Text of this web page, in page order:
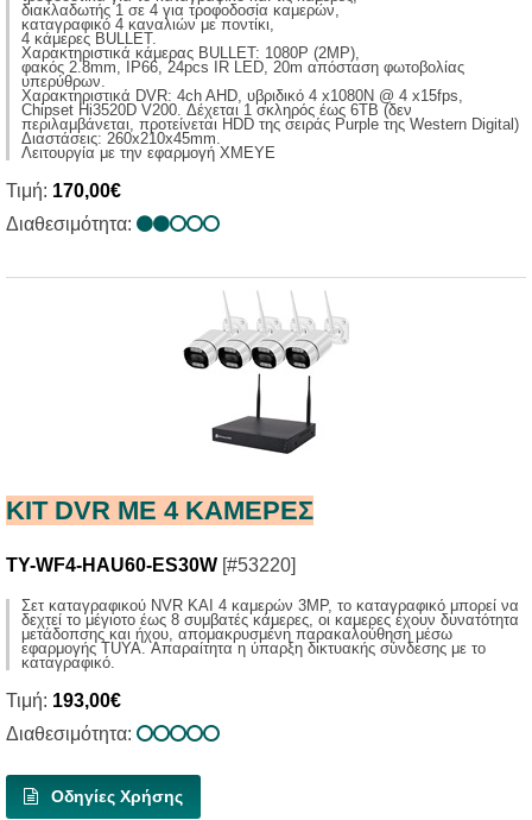
διακλαδωτής 1 σε 4 για τροφοδοσία καμερών,
καταγραφικό 4 καναλιών με ποντίκι,
4 κάμερες BULLET.
Χαρακτηριστικά κάμερας BULLET: 1080P (2MP),
φακός 2.8mm, IP66, 24pcs IR LED, 20m απόσταση φωτοβολίας
υπερύθρων.
Χαρακτηριστικά DVR: 4ch AHD, υβριδικό 4 x1080Ν @ 4 x15fps,
Chipset Hi3520D V200. Δέχεται 1 σκληρός έως 6ΤΒ (δεν
περιλαμβάνεται, προτείνεται HDD της σειράς Purple της Western Digital)
Διαστάσεις: 260x210x45mm.
Λειτουργία με την εφαρμογή XMEYE
Τιμή: 170,00€
Διαθεσιμότητα:
ΚΙΤ DVR ΜΕ 4 ΚΑΜΕΡΕΣ
TY-WF4-HAU60-ES30W [#53220]
Σετ καταγραφικού NVR KAI 4 καμερών 3MP, το καταγραφικό μπορεί να
δεχτεί το μέγιοτο έως 8 συμβατές κάμερες, οι καμερες έχουν δυνατότητα
μετάδοπσης και ήχου, απομακρυσμένη παρακαλούθηση μέσω
εφαρμογής TUYA. Απαραίτητα η ύπαρξη δικτυακής σύνδεσης με το
καταγραφικό.
Τιμή: 193,00€
Διαθεσιμότητα:
Οδηγίες Χρήσης